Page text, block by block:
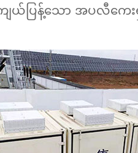
ျယ်ပြန့်သော အပလီကေ